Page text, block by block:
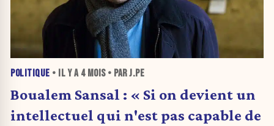
POLITIQUE • IL Y A 4 MOIS• PAR J.PE
Boualem Sansal : « Si on devient un
intellectuel qui n'est pas capable de